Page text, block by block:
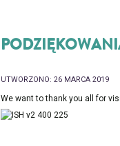
UTWORZONO: 26 MARCA 2019
We want to thank you all for